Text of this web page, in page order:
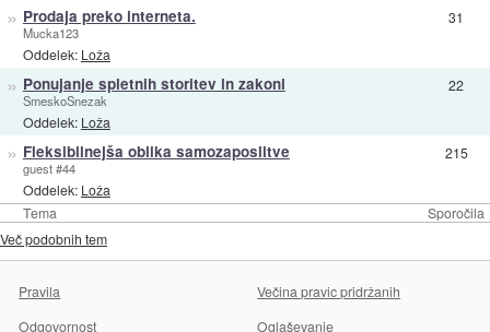
Tema Sporočila
» Prodaja preko interneta.
Mucka123
Oddelek: Loža
31
» Ponujanje spletnih storitev in zakoni
SmeskoSnezak
Oddelek: Loža
22
» Fleksibilnejša oblika samozaposlitve
guest #44
Oddelek: Loža
215
Več podobnih tem
Pravila
Večina pravic pridržanih
Odgovornost
Oglaševanje